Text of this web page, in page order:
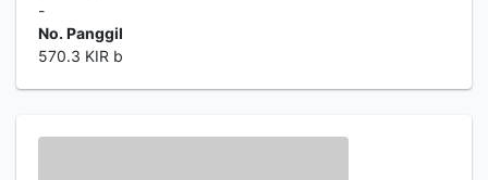
-
No. Panggil
570.3 KIR b